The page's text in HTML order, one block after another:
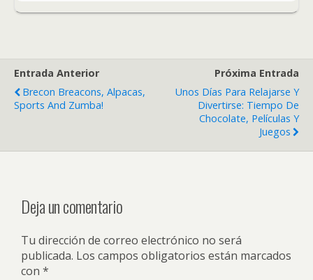
Entrada Anterior
Brecon Breacons, Alpacas,
Sports And Zumba!
Próxima Entrada
Unos Días Para Relajarse Y
Divertirse: Tiempo De
Chocolate, Películas Y
Juegos
Deja un comentario
Tu dirección de correo electrónico no será
publicada. Los campos obligatorios están marcados
con *